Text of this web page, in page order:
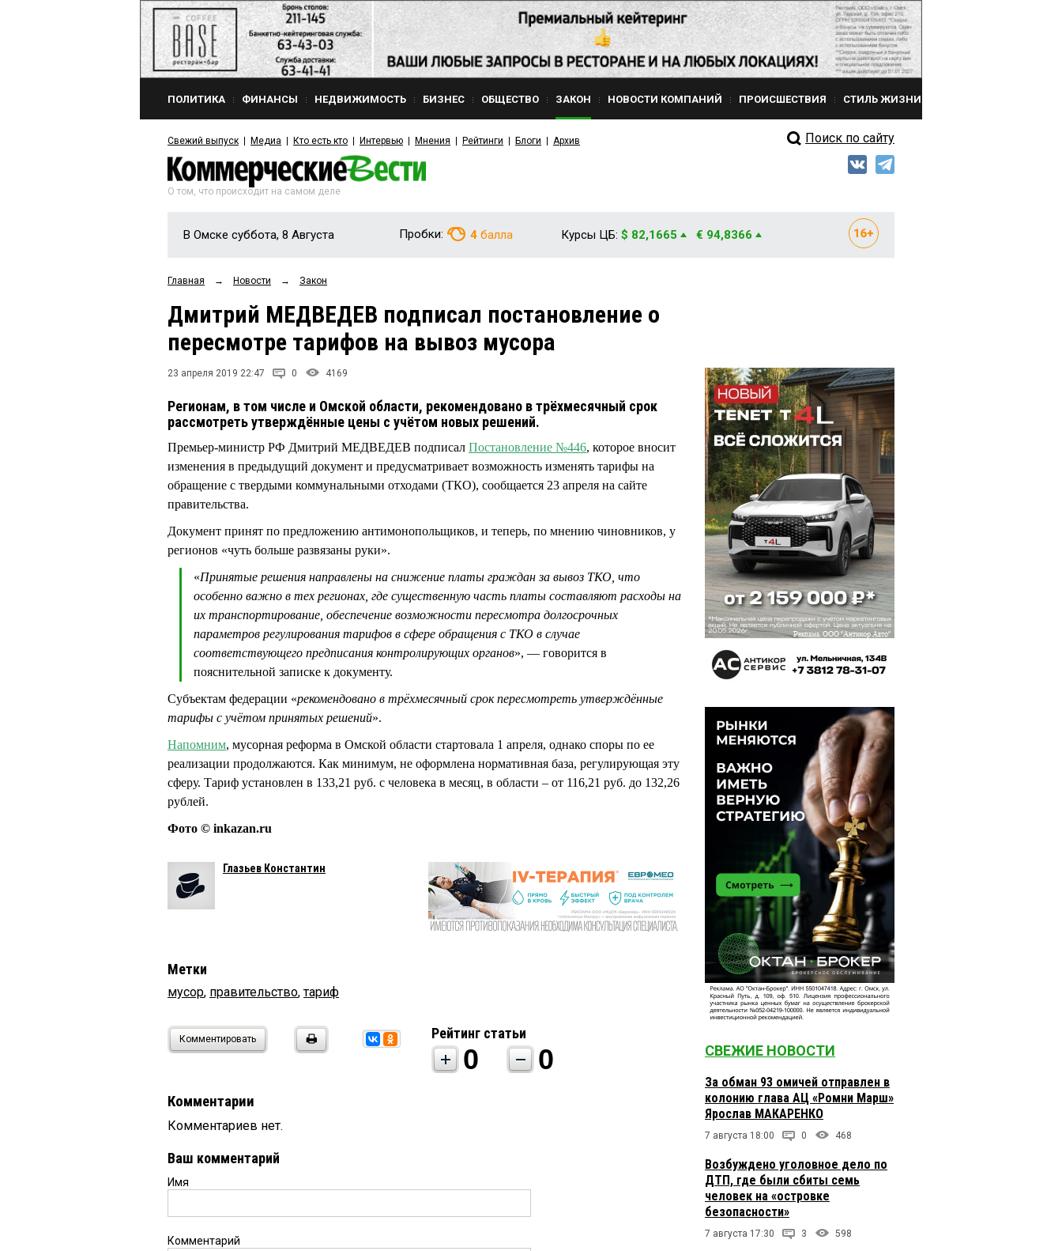
ПОЛИТИКА ФИНАНСЫ НЕДВИЖИМОСТЬ БИЗНЕС ОБЩЕСТВО ЗАКОН НОВОСТИ КОМПАНИЙ ПРОИСШЕСТВИЯ СТИЛЬ ЖИЗНИ
Свежий выпуск Медиа Кто есть кто Интервью Мнения Рейтинги Блоги Архив Поиск по сайту
О том, что происходит на самом деле
В Омске суббота, 8 Августа Пробки: 4 балла Курсы ЦБ: $ 82,1665 € 94,8366
Главная → Новости → Закон
Дмитрий МЕДВЕДЕВ подписал постановление о
пересмотре тарифов на вывоз мусора
23 апреля 2019 22:47 0 4169
Регионам, в том числе и Омской области, рекомендовано в трёхмесячный срок
рассмотреть утверждённые цены с учётом новых решений.
Премьер-министр РФ Дмитрий МЕДВЕДЕВ подписал Постановление №446, которое вносит
изменения в предыдущий документ и предусматривает возможность изменять тарифы на
обращение с твердыми коммунальными отходами (ТКО), сообщается 23 апреля на сайте
правительства.
Документ принят по предложению антимонопольщиков, и теперь, по мнению чиновников, у
регионов «чуть больше развязаны руки».
«Принятые решения направлены на снижение платы граждан за вывоз ТКО, что
особенно важно в тех регионах, где существенную часть платы составляют расходы на
их транспортирование, обеспечение возможности пересмотра долгосрочных
параметров регулирования тарифов в сфере обращения с ТКО в случае
соответствующего предписания контролирующих органов», — говорится в
пояснительной записке к документу.
Субъектам федерации «рекомендовано в трёхмесячный срок пересмотреть утверждённые
тарифы с учётом принятых решений».
Напомним, мусорная реформа в Омской области стартовала 1 апреля, однако споры по ее
реализации продолжаются. Как минимум, не оформлена нормативная база, регулирующая эту
сферу. Тариф установлен в 133,21 руб. с человека в месяц, в области – от 116,21 руб. до 132,26
рублей.
Фото © inkazan.ru
Глазьев Константин
Метки
мусор, правительство,тариф
Комментировать Рейтинг статьи
0 0
Комментарии
Комментариев нет.
Ваш комментарий
Имя
Комментарий
СВЕЖИЕ НОВОСТИ
За обман 93 омичей отправлен в
колонию глава АЦ «Ромни Марш»
Ярослав МАКАРЕНКО
7 августа 18:00 0 468
Возбуждено уголовное дело по
ДТП, где были сбиты семь
человек на «островке
безопасности»
7 августа 17:30 3 598